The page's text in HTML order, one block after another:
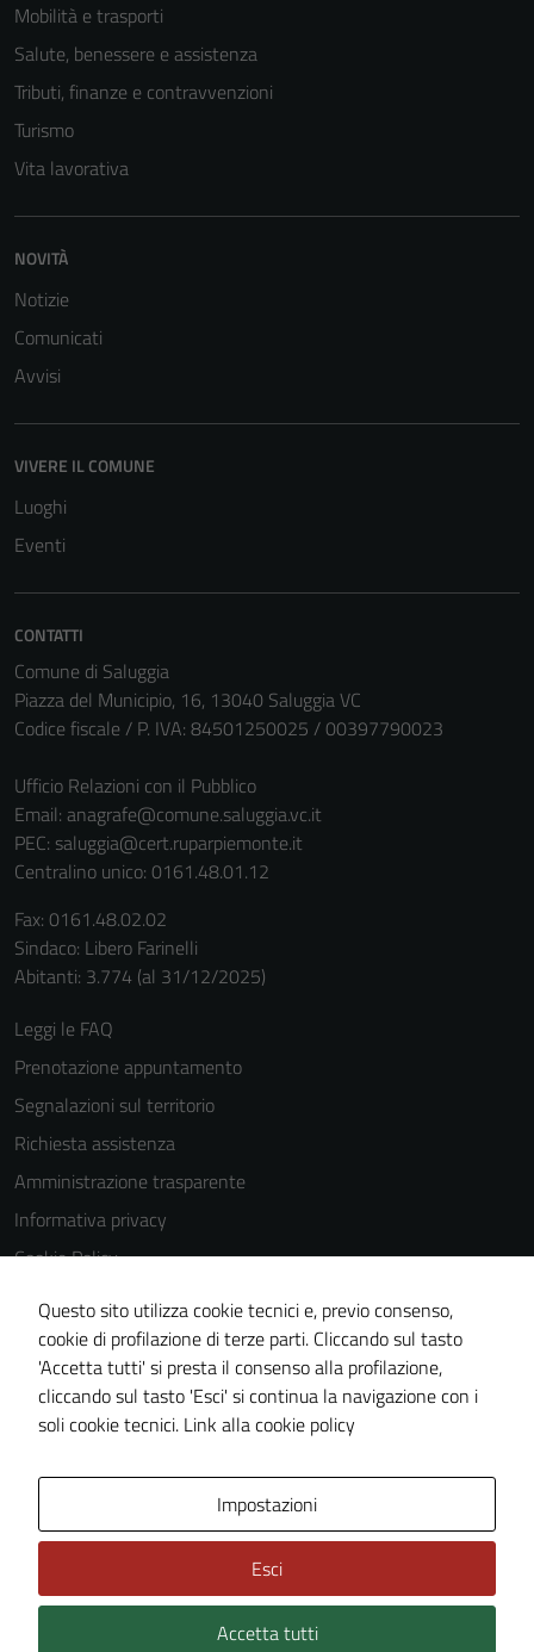
Mobilità e trasporti
Salute, benessere e assistenza
Tributi, finanze e contravvenzioni
Turismo
Vita lavorativa
NOVITÀ
Notizie
Comunicati
Avvisi
VIVERE IL COMUNE
Luoghi
Eventi
CONTATTI
Comune di Saluggia
Piazza del Municipio, 16, 13040 Saluggia VC
Codice fiscale / P. IVA: 84501250025 / 00397790023
Ufficio Relazioni con il Pubblico
Email: anagrafe@comune.saluggia.vc.it
PEC: saluggia@cert.ruparpiemonte.it
Centralino unico: 0161.48.01.12
Fax: 0161.48.02.02
Sindaco: Libero Farinelli
Abitanti: 3.774 (al 31/12/2025)
Leggi le FAQ
Prenotazione appuntamento
Segnalazioni sul territorio
Richiesta assistenza
Amministrazione trasparente
Informativa privacy
Cookie Policy
Note legali
Dichiarazione di accessibilità
Piano di miglioramento del sito
Statistiche sito web
Technical Design s.r.l.
Questo sito utilizza cookie tecnici e, previo consenso,
cookie di profilazione di terze parti. Cliccando sul tasto
'Accetta tutti' si presta il consenso alla profilazione,
cliccando sul tasto 'Esci' si continua la navigazione con i
soli cookie tecnici. Link alla cookie policy
Impostazioni
Esci
Accetta tutti
sono necessari
disabilitati.
personali.